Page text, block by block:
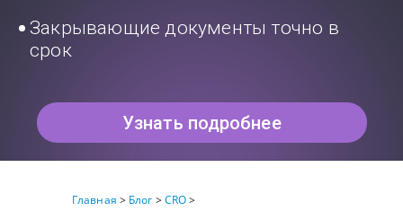
Закрывающие документы точно в
срок
Узнать подробнее
Главная > Блог >CRO>